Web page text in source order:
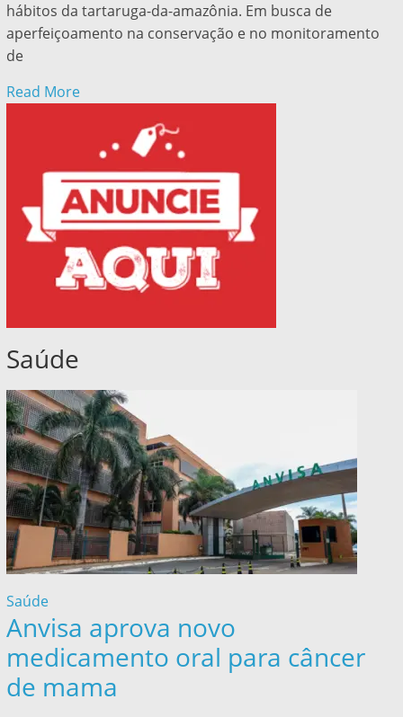
hábitos da tartaruga-da-amazônia. Em busca de
aperfeiçoamento na conservação e no monitoramento
de
Read More
Saúde
Saúde
Anvisa aprova novo
medicamento oral para câncer
de mama